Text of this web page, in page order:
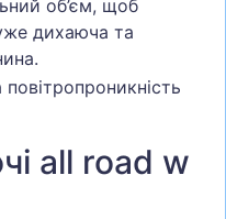
об’єм, щоб
дихаюча та
all road w